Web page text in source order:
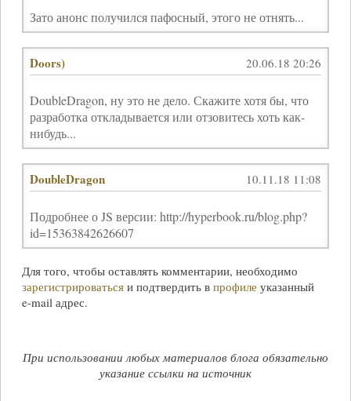
Зато анонс получился пафосный, этого не отнять...
Doors) 20.06.18 20:26
DoubleDragon, ну это не дело. Скажите хотя бы, что
разработка откладывается или отзовитесь хоть как-
нибудь...
DoubleDragon 10.11.18 11:08
Подробнее о JS версии: http://hyperbook.ru/blog.php?
id=15363842626607
Для того, чтобы оставлять комментарии, необходимо
зарегистрироватьсяи подтвердить в профиле указанный
e-mailадрес.
При использовании любых материалов блога обязательно
указание ссылки на источник